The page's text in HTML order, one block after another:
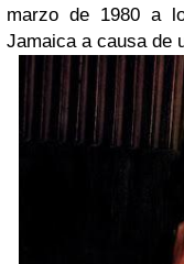
marzo de 1980 a
Jamaica a causa de